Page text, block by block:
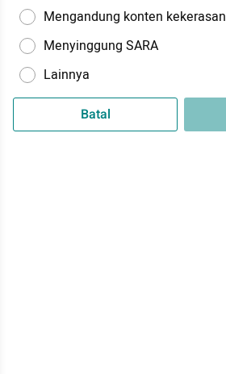
Mengandung konten kekerasan
Menyinggung SARA
Lainnya
Batal